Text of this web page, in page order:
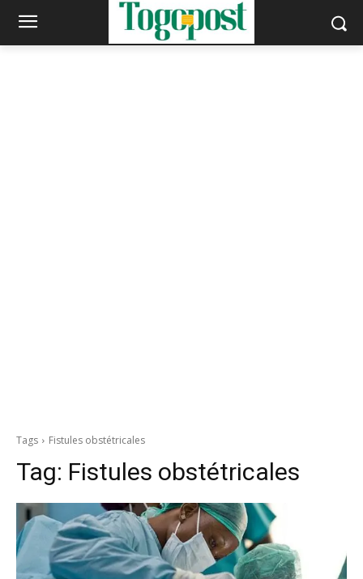
Tags Fistules obstétricales
Tag: Fistules obstétricales